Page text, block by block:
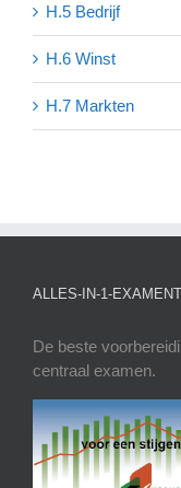
H.5 Bedrijf
H.6 Winst
H.7 Markten
ALLES-IN-1-
De beste
centraal examen.